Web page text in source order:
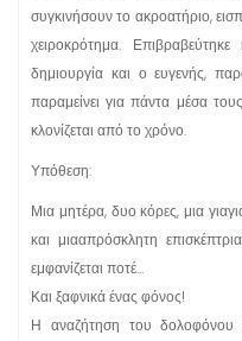
συγκινήσουν το ακροατήριο,
χειροκρότημα.
δημιουργία και ο ευγενής,
παραμείνει για πάντα μέσα
κλονίζεται από το χρόνο.
Υπόθεση:
Μια μητέρα, δυο κόρες, μια
και μιααπρόσκλητη
εμφανίζεται ποτέ…
Και ξαφνικά ένας φόνος!
Η αναζήτηση του δολοφόνου